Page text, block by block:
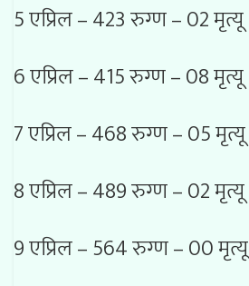
5 एप्रिल – 423 रुग्ण – 02 मृत्यू
6 एप्रिल – 415 रुग्ण – 08 मृत्यू
7 एप्रिल – 468 रुग्ण – 05 मृत्यू
8 एप्रिल – 489 रुग्ण – 02 मृत्यू
9 एप्रिल – 564 रुग्ण – 00 मृत्यू